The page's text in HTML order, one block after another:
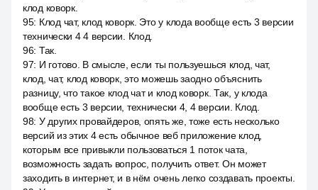
клод коворк.
95: Клод чат, клод коворк. Это у клода вообще есть 3 версии
технически 4 4 версии. Клод.
96: Так.
97: И готово. В смысле, если ты пользуешься клод, чат,
клод, чат, клод коворк, это можешь заодно объяснить
разницу, что такое клод чат и клод коворк. Так, у клода
вообще есть 3 версии, технически 4, 4 версии. Клод.
98: У других провайдеров, опять же, тоже есть несколько
версий из этих 4 есть обычное веб приложение клод,
которым все привыкли пользоваться 1 поток чата,
возможность задать вопрос, получить ответ. Он может
заходить в интернет, и в нём очень легко создавать проекты.